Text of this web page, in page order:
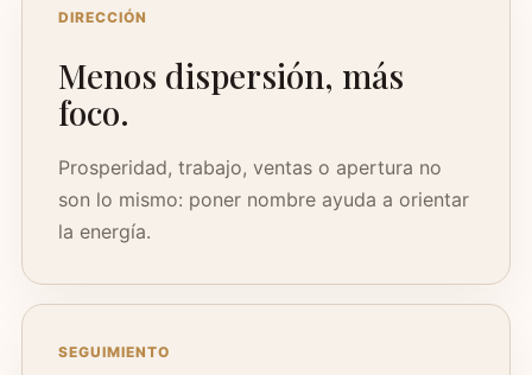
DIRECCIÓN
Menos dispersión, más
foco.
Prosperidad, trabajo, ventas o apertura no
son lo mismo: poner nombre ayuda a orientar
la energía.
SEGUIMIENTO